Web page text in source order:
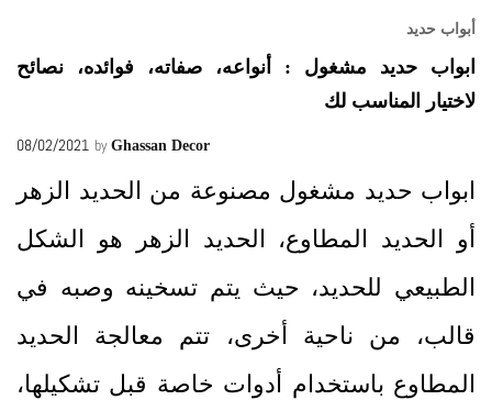
أبواب حديد
ابواب حديد مشغول : أنواعه، صفاته، فوائده، نصائح
لاختيار المناسب لك
08/02/2021 by Ghassan Decor
ابواب حديد مشغول مصنوعة من الحديد الزهر
أو الحديد المطاوع، الحديد الزهر هو الشكل
الطبيعي للحديد، حيث يتم تسخينه وصبه في
قالب، من ناحية أخرى، تتم معالجة الحديد
المطاوع باستخدام أدوات خاصة قبل تشكيلها،